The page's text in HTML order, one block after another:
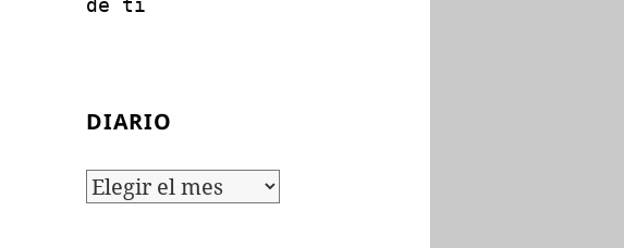
de ti
DIARIO
Diario